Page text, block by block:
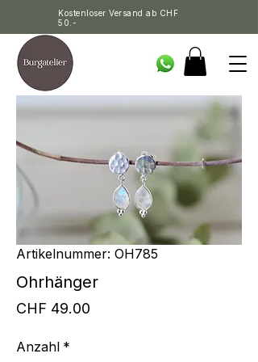
Kostenloser Versand ab CHF
50.-
Artikelnummer: OH785
Ohrhänger
CHF 49.00
Anzahl *